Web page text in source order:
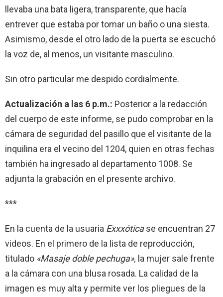
llevaba una bata ligera, transparente, que hacía
entrever que estaba por tomar un baño o una siesta.
Asimismo, desde el otro lado de la puerta se escuchó
la voz de, al menos, un visitante masculino.
Sin otro particular me despido cordialmente.
Actualización a las 6 p.m.: Posterior a la redacción
del cuerpo de este informe, se pudo comprobar en la
cámara de seguridad del pasillo que el visitante de la
inquilina era el vecino del 1204, quien en otras fechas
también ha ingresado al departamento 1008. Se
adjunta la grabación en el presente archivo.
***
En la cuenta de la usuaria Exxxóticase encuentran 27
videos. En el primero de la lista de reproducción,
titulado «Masaje doble pechuga», la mujer sale frente
a la cámara con una blusa rosada. La calidad de la
imagen es muy alta y permite ver los pliegues de la